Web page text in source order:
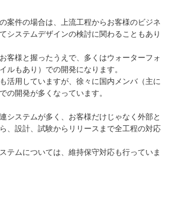
案件の場合は、上流工程からお客様のビジネ
システムデザインの検討に関わることもあり
客様と握ったうえで、多くはウォーターフォ
ルもあり）での開発になります。
活用していますが、徐々に国内メンバ（主に
の開発が多くなっています。
システムが多く、お客様だけじゃなく外部と
、設計、試験からリリースまで全工程の対応
テムについては、維持保守対応も行っていま